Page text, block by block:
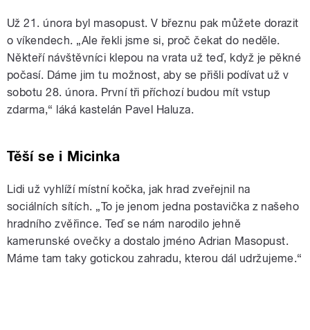
Už 21. února byl masopust. V březnu pak můžete dorazit
o víkendech. „Ale řekli jsme si, proč čekat do neděle.
Někteří návštěvníci klepou na vrata už teď, když je pěkné
počasí. Dáme jim tu možnost, aby se přišli podívat už v
sobotu 28. února. První tři příchozí budou mít vstup
zdarma,“ láká kastelán Pavel Haluza.
Těší se i Micinka
Lidi už vyhlíží místní kočka, jak hrad zveřejnil na
sociálních sítích. „To je jenom jedna postavička z našeho
hradního zvěřince. Teď se nám narodilo jehně
kamerunské ovečky a dostalo jméno Adrian Masopust.
Máme tam taky gotickou zahradu, kterou dál udržujeme.“